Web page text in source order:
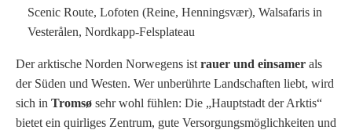
Scenic Route, Lofoten (Reine, Henningsvær), Walsafaris in
Vesterålen, Nordkapp-Felsplateau
Der arktische Norden Norwegens ist rauer und einsamer als
der Süden und Westen. Wer unberührte Landschaften liebt, wird
sich in Tromsø sehr wohl fühlen: Die „Hauptstadt der Arktis“
bietet ein quirliges Zentrum, gute Versorgungsmöglichkeiten und